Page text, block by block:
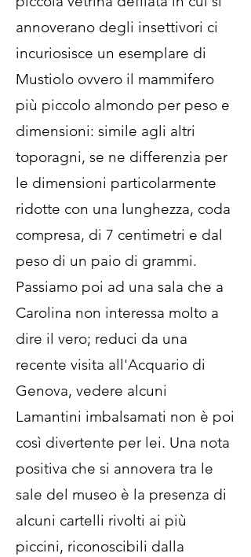
annoverano degli insettivori ci
incuriosisce un esemplare di
Mustiolo ovvero il mammifero
più piccolo almondo per peso e
dimensioni: simile agli altri
toporagni, se ne differenzia per
le dimensioni particolarmente
ridotte con una lunghezza, coda
compresa, di 7 centimetri e dal
peso di un paio di grammi.
Passiamo poi ad una sala che a
Carolina non interessa molto a
dire il vero; reduci da una
recente visita all'Acquario di
Genova, vedere alcuni
Lamantini imbalsamati non è poi
così divertente per lei. Una nota
positiva che si annovera tra le
sale del museo è la presenza di
alcuni cartelli rivolti ai più
piccini, riconoscibili dalla